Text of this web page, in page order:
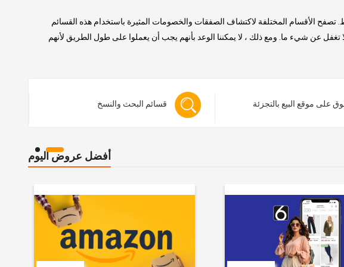
الأقسام المختلفة لاكتشاف الصفقات والخصومات المثيرة باستخدام هذه القسائم
عن شيء ما. ومع ذلك ، لا يمكننا الوعد بأنهم يجب أن يعملوا على طول الطريق لأنهم
قسائم البحث والنسخ على موقع البيع بالتجزئة
أفضل عروض اليوم